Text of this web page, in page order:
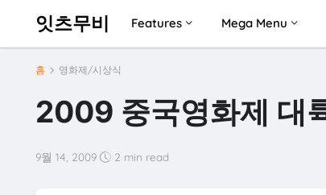
잇츠무비 Features Mega Menu
홈 영화제/시상식
2009 중국영화제 대
9월 14, 2009 2 min read